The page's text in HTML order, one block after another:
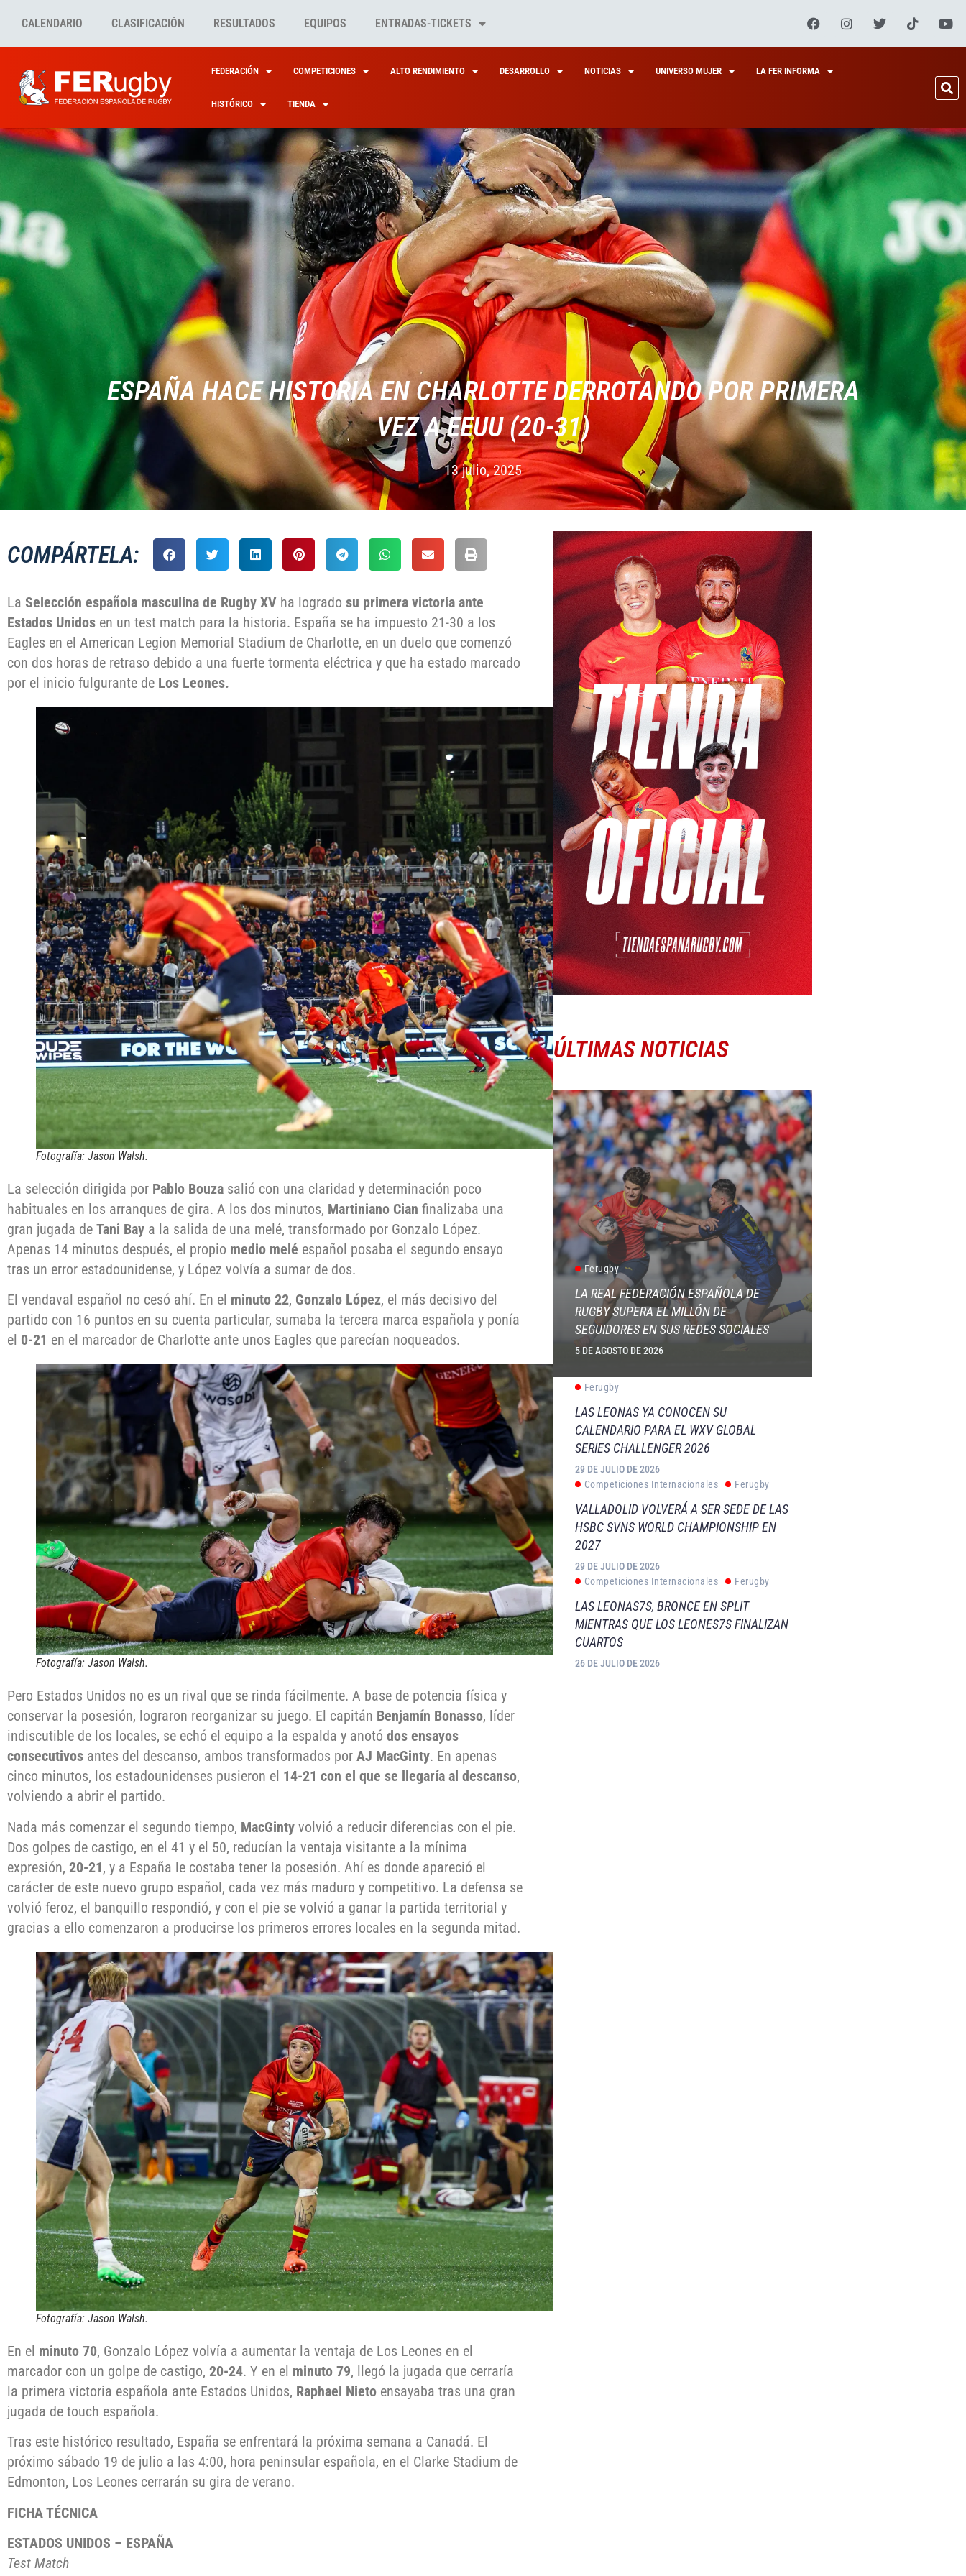
CALENDARIO CLASIFICACIÓN RESULTADOS EQUIPOS ENTRADAS-TICKETS
FEDERACIÓN COMPETICIONES ALTO RENDIMIENTO DESARROLLO NOTICIAS UNIVERSO MUJER LA FER INFORMA
HISTÓRICO TIENDA
ESPAÑA HACE HISTORIA EN CHARLOTTE DERROTANDO POR PRIMERA
VEZ A EEUU (20-31)
13 julio, 2025
COMPÁRTELA:
La Selección española masculina de Rugby XV ha logrado su primera victoria ante
Estados Unidos en un test match para la historia. España se ha impuesto 21-30 a los
Eagles en el American Legion Memorial Stadium de Charlotte, en un duelo que comenzó
con dos horas de retraso debido a una fuerte tormenta eléctrica y que ha estado marcado
por el inicio fulgurante de Los Leones.
Fotografía: Jason Walsh.
La selección dirigida por Pablo Bouza salió con una claridad y determinación poco
habituales en los arranques de gira. A los dos minutos, Martiniano Cian finalizaba una
gran jugada de Tani Bay a la salida de una melé, transformado por Gonzalo López.
Apenas 14 minutos después, el propio medio melé español posaba el segundo ensayo
tras un error estadounidense, y López volvía a sumar de dos.
El vendaval español no cesó ahí. En el minuto 22, Gonzalo López, el más decisivo del
partido con 16 puntos en su cuenta particular, sumaba la tercera marca española y ponía
el 0-21 en el marcador de Charlotte ante unos Eagles que parecían noqueados.
Fotografía: Jason Walsh.
Pero Estados Unidos no es un rival que se rinda fácilmente. A base de potencia física y
conservar la posesión, lograron reorganizar su juego. El capitán Benjamín Bonasso, líder
indiscutible de los locales, se echó el equipo a la espalda y anotó dos ensayos
consecutivos antes del descanso, ambos transformados por AJ MacGinty. En apenas
cinco minutos, los estadounidenses pusieron el 14-21 con el que se llegaría al descanso,
volviendo a abrir el partido.
Nada más comenzar el segundo tiempo, MacGinty volvió a reducir diferencias con el pie.
Dos golpes de castigo, en el 41 y el 50, reducían la ventaja visitante a la mínima
expresión, 20-21, y a España le costaba tener la posesión. Ahí es donde apareció el
carácter de este nuevo grupo español, cada vez más maduro y competitivo. La defensa se
volvió feroz, el banquillo respondió, y con el pie se volvió a ganar la partida territorial y
gracias a ello comenzaron a producirse los primeros errores locales en la segunda mitad.
Fotografía: Jason Walsh.
En el minuto 70, Gonzalo López volvía a aumentar la ventaja de Los Leones en el
marcador con un golpe de castigo, 20-24. Y en el minuto 79, llegó la jugada que cerraría
la primera victoria española ante Estados Unidos, Raphael Nieto ensayaba tras una gran
jugada de touch española.
Tras este histórico resultado, España se enfrentará la próxima semana a Canadá. El
próximo sábado 19 de julio a las 4:00, hora peninsular española, en el Clarke Stadium de
Edmonton, Los Leones cerrarán su gira de verano.
FICHA TÉCNICA
ESTADOS UNIDOS – ESPAÑA
Test Match
ÚLTIMAS NOTICIAS
Ferugby
LA REAL FEDERACIÓN ESPAÑOLA DE
RUGBY SUPERA EL MILLÓN DE
SEGUIDORES EN SUS REDES SOCIALES
5 DE AGOSTO DE 2026
Ferugby
LAS LEONAS YA CONOCEN SU
CALENDARIO PARA EL WXV GLOBAL
SERIES CHALLENGER 2026
29 DE JULIO DE 2026
Competiciones Internacionales
Ferugby
VALLADOLID VOLVERÁ A SER SEDE DE LAS
HSBC SVNS WORLD CHAMPIONSHIP EN
2027
29 DE JULIO DE 2026
Competiciones Internacionales
Ferugby
LAS LEONAS7S, BRONCE EN SPLIT
MIENTRAS QUE LOS LEONES7S FINALIZAN
CUARTOS
26 DE JULIO DE 2026